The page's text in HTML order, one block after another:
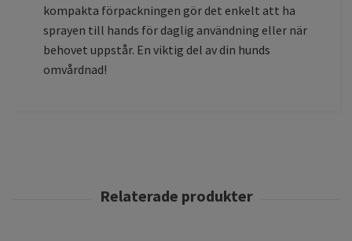
kompakta förpackningen gör det enkelt att ha
sprayen till hands för daglig användning eller när
behovet uppstår. En viktig del av din hunds
omvårdnad!